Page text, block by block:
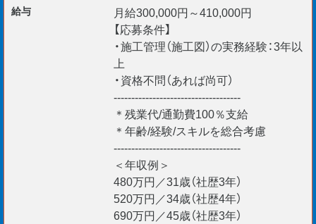
マンションや商業施設など携わる物件は様々！
スキルを培いたい、磨きたい方は是非ご検討を。
+勤務開始日：即日～相談可
たくさんのご応募をお待ちしております。
給与
月給300,000円～410,000円
【応募条件】
・施工管理（施工図）の実務経験：3年以
上
・資格不問（あれば尚可）
------------------------------------
＊残業代/通勤費100％支給
＊年齢/経験/スキルを総合考慮
------------------------------------
＜年収例＞
480万円／31歳（社歴3年）
520万円／34歳（社歴4年）
690万円／45歳（社歴3年）